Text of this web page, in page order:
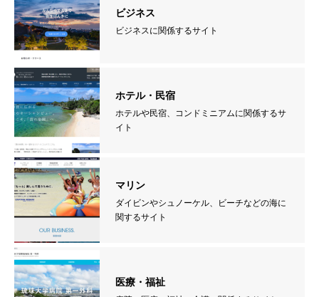
ビジネス
ビジネスに関係するサイト
ホテル・民宿
ホテルや民宿、コンドミニアムに関係するサ
イト
マリン
ダイビンやシュノーケル、ビーチなどの海に
関するサイト
医療・福祉